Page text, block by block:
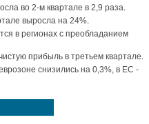
во 2-м квартале в 2,9 раза.
выросла на 24%.
в регионах с преобладанием
прибыль в третьем квартале.
снизились на 0,3%, в ЕС -